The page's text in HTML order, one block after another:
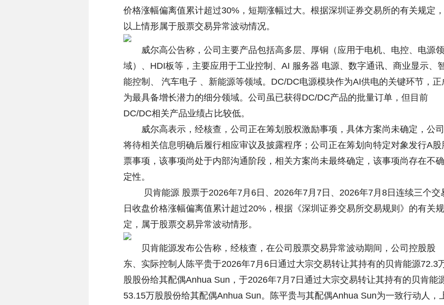
价格涨幅偏离值累计超过30%，短期涨幅过大。根据深圳证券交易所的有关规定，
以上情形属于股票交易异常波动情况。
威尔高公告称，公司主要产品包括高多层、厚铜（应用于电机、电控、电源领
域）、HDI板等，主要应用于工业控制、AI 服务器 电源、数字通讯、商业显示、
能控制、 汽车电子 、新能源等领域。DC/DC电源模块作为AI供电的关键环节，正
为最具备增长潜力的细分领域。公司虽已获得DC/DC产品的批量订单，但目前
DC/DC相关产品业绩占比较低。
威尔高表示，经核查，公司正在筹划股权激励事项，具体方案尚未确定，公司
将待相关信息明确后履行相应审议及披露程序；公司正在筹划向特定对象发行A股
票事项，该事项尚处于内部沟通阶段，相关方案尚未最终确定，该事项尚存在不确
定性。
贝肯能源 股票于2026年7月6日、2026年7月7日、2026年7月8日连续三个交
日收盘价格涨幅偏离值累计超过20%，根据《深圳证券交易所交易规则》的有关规
定，属于股票交易异常波动情形。
贝肯能源发布公告称，经核查，在公司股票交易异常波动期间，公司控股股
东、实际控制人陈平贵于2026年7月6日通过大宗交易转让其持有的贝肯能源72.3
股股份给其配偶Anhua Sun，于2026年7月7日通过大宗交易转让其持有的贝肯能
53.15万股股份给其配偶Anhua Sun。陈平贵与其配偶Anhua Sun为一致行动人，